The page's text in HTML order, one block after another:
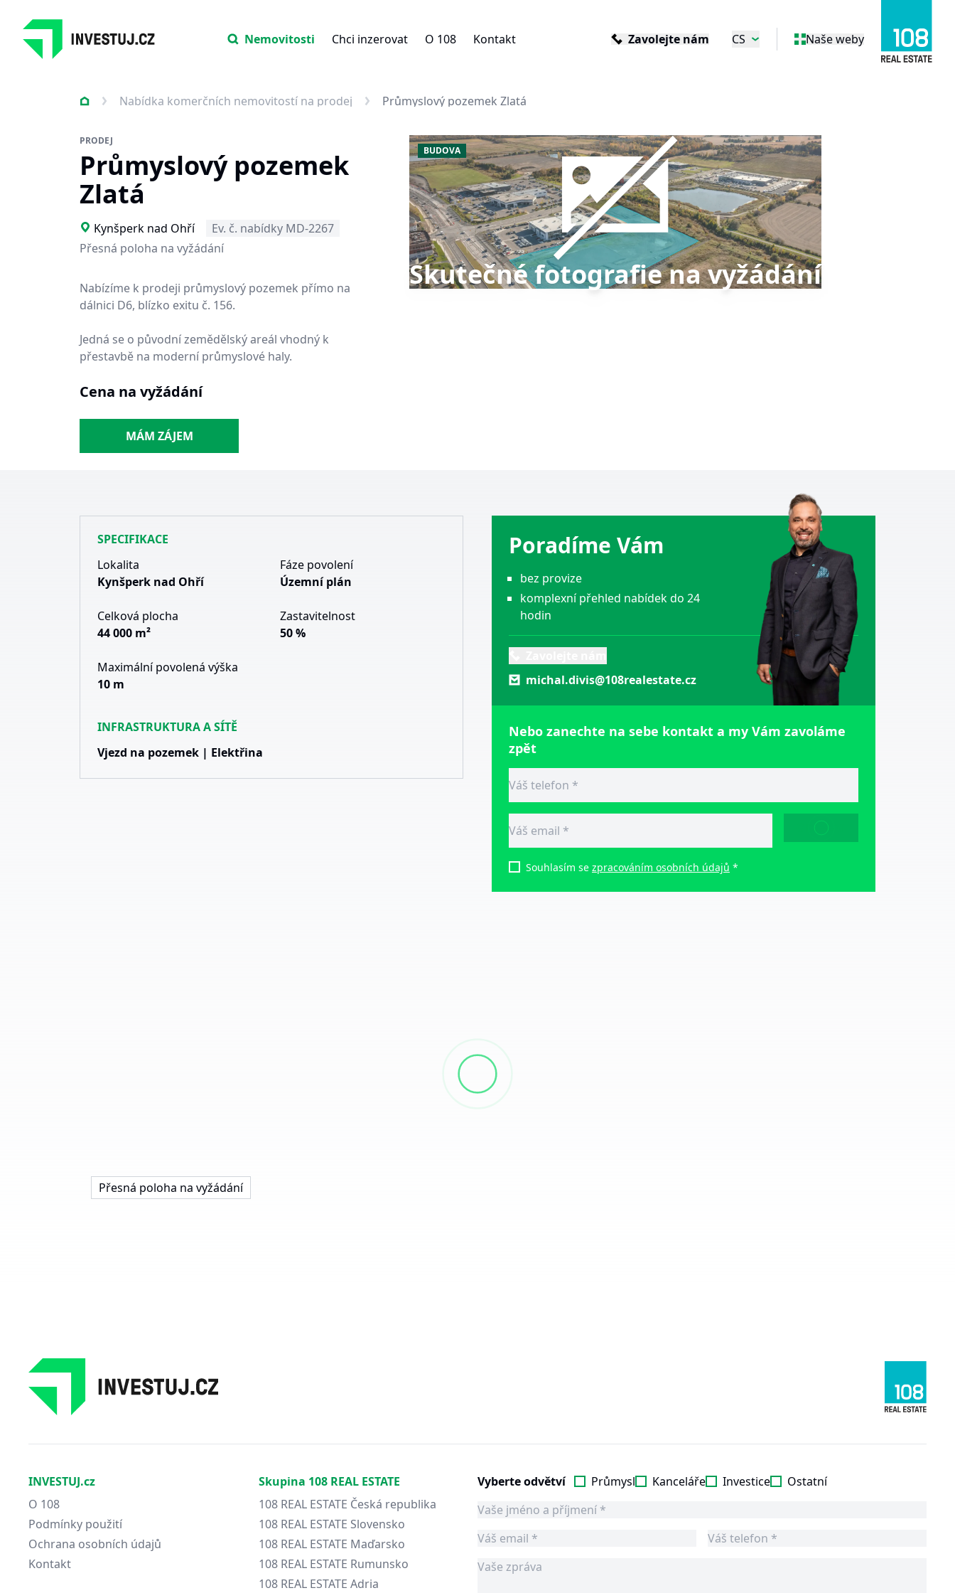
Nemovitosti Chci inzerovat O 108 Kontakt Zavolejte nám CS Naše weby
Nabídka komerčních nemovitostí na prodej Průmyslový pozemek Zlatá
PRODEJ
Průmyslový pozemek
Zlatá
Kynšperk nad Ohří
Ev. č. nabídky MD-2267
Přesná poloha na vyžádání
Nabízíme k prodeji průmyslový pozemek přímo na
dálnici D6, blízko exitu č. 156.
Jedná se o původní zemědělský areál vhodný k
přestavbě na moderní průmyslové haly.
Cena na vyžádání
MÁM ZÁJEM
BUDOVA
Skutečné fotografie na vyžádání
SPECIFIKACE
Lokalita
Kynšperk nad Ohří
Fáze povolení
Územní plán
Celková plocha
44 000 m²
Zastavitelnost
50 %
Maximální povolená výška
10 m
INFRASTRUKTURA A SÍTĚ
Vjezd na pozemek | Elektřina
Poradíme Vám
bez provize
komplexní přehled nabídek do 24
hodin
michal.divis@108realestate.cz
Nebo zanechte na sebe kontakt a my Vám zavoláme
zpět
Souhlasím se zpracováním osobních údajů *
Přesná poloha na vyžádání
INVESTUJ.cz
O 108
Podmínky použití
Ochrana osobních údajů
Kontakt
Skupina 108 REAL ESTATE
108 REAL ESTATE Česká republika
108 REAL ESTATE Slovensko
108 REAL ESTATE Maďarsko
108 REAL ESTATE Rumunsko
108 REAL ESTATE Adria
Vyberte odvětví Průmysl Kanceláře Investice Ostatní